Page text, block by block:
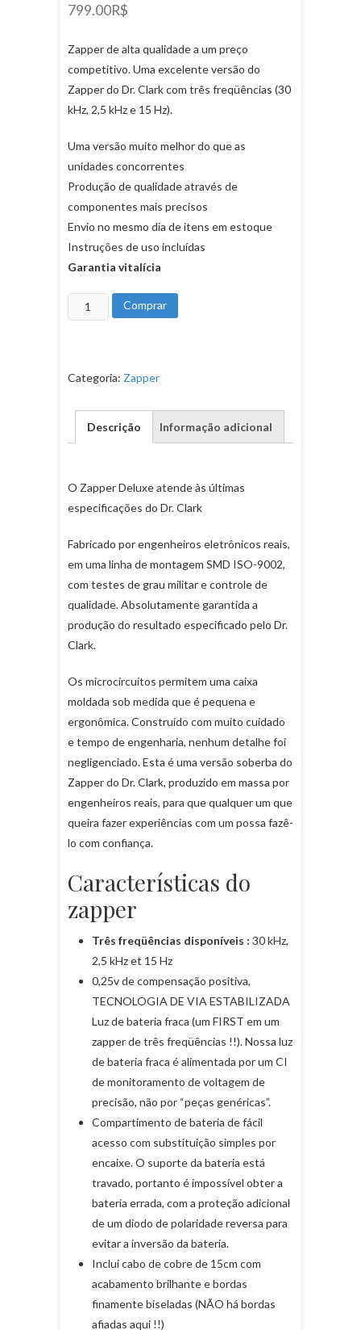
799.00R$
Zapper de alta qualidade a um preço
competitivo. Uma excelente versão do
Zapper do Dr. Clark com três freqüências (30
kHz, 2,5 kHz e 15 Hz).
Uma versão muito melhor do que as
unidades concorrentes
Produção de qualidade através de
componentes mais precisos
Envio no mesmo dia de itens em estoque
Instruções de uso incluídas
Garantia vitalícia
Zapper
Deluxe
Comprar
Categoria: Zapper
Descrição Informação adicional
O Zapper Deluxe atende às últimas
especificações do Dr. Clark
Fabricado por engenheiros eletrônicos reais,
em uma linha de montagem SMD ISO-9002,
com testes de grau militar e controle de
qualidade. Absolutamente garantida a
produção do resultado especificado pelo Dr.
Clark.
Os microcircuitos permitem uma caixa
moldada sob medida que é pequena e
ergonômica. Construído com muito cuidado
e tempo de engenharia, nenhum detalhe foi
negligenciado. Esta é uma versão soberba do
Zapper do Dr. Clark, produzido em massa por
engenheiros reais, para que qualquer um que
queira fazer experiências com um possa fazê-
lo com confiança.
Características do
zapper
Três freqüências disponíveis : 30 kHz,
2,5 kHz et 15 Hz
0,25v de compensação positiva,
TECNOLOGIA DE VIA ESTABILIZADA
Luz de bateria fraca (um FIRST em um
zapper de três freqüências !!). Nossa luz
de bateria fraca é alimentada por um CI
de monitoramento de voltagem de
precisão, não por “peças genéricas”.
Compartimento de bateria de fácil
acesso com substituição simples por
encaixe. O suporte da bateria está
travado, portanto é impossível obter a
bateria errada, com a proteção adicional
de um diodo de polaridade reversa para
evitar a inversão da bateria.
Inclui cabo de cobre de 15cm com
acabamento brilhante e bordas
finamente biseladas (NÃO há bordas
afiadas aqui !!)